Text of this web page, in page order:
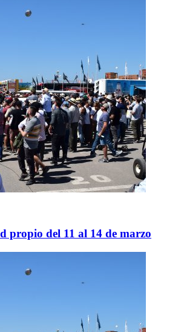
propio del 11 al 14 de marzo